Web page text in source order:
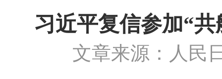
习近平复信参加“
文章来源：人